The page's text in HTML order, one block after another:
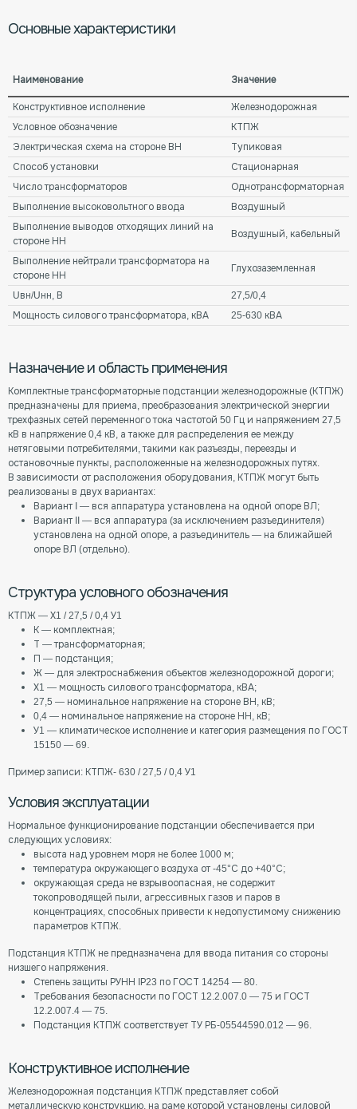
Основные характеристики
Наименование Значение
Конструктивное исполнение
Железнодорожная
Условное обозначение
КТПЖ
Электрическая схема на стороне ВН
Тупиковая
Способ установки
Стационарная
Число трансформаторов
Однотрансформаторная
Выполнение высоковольтного ввода
Воздушный
Выполнение выводов отходящих линий на
стороне НН
Воздушный, кабельный
Выполнение нейтрали трансформатора на
стороне НН
Глухозаземленная
Uвн/Uнн, В
27,5/0,4
Мощность силового трансформатора, кВА
25-630 кВА
Назначение и область применения
Комплектные трансформаторные подстанции железнодорожные (КТПЖ)
предназначены для приема, преобразования электрической энергии
трехфазных сетей переменного тока частотой 50 Гц и напряжением 27,5
кВ в напряжение 0,4 кВ, а также для распределения ее между
нетяговыми потребителями, такими как разъезды, переезды и
остановочные пункты, расположенные на железнодорожных путях.
В зависимости от расположения оборудования, КТПЖ могут быть
реализованы в двух вариантах:
Вариант I — вся аппаратура установлена на одной опоре ВЛ;
Вариант II — вся аппаратура (за исключением разъединителя)
установлена на одной опоре, а разъединитель — на ближайшей
опоре ВЛ (отдельно).
Структура условного обозначения
КТПЖ — Х1 / 27,5 / 0,4 У1
К — комплектная;
Т — трансформаторная;
П — подстанция;
Ж — для электроснабжения объектов железнодорожной дороги;
Х1 — мощность силового трансформатора, кВА;
27,5 — номинальное напряжение на стороне ВН, кВ;
0,4 — номинальное напряжение на стороне НН, кВ;
У1 — климатическое исполнение и категория размещения по ГОСТ
15150 — 69.
Пример записи: КТПЖ- 630 / 27,5 / 0,4 У1
Условия эксплуатации
Нормальное функционирование подстанции обеспечивается при
следующих условиях:
высота над уровнем моря не более 1000 м;
температура окружающего воздуха от -45°С до +40°С;
окружающая среда не взрывоопасная, не содержит
токопроводящей пыли, агрессивных газов и паров в
концентрациях, способных привести к недопустимому снижению
параметров КТПЖ.
Подстанция КТПЖ не предназначена для ввода питания со стороны
низшего напряжения.
Степень защиты РУНН IР23 по ГОСТ 14254 — 80.
Требования безопасности по ГОСТ 12.2.007.0 — 75 и ГОСТ
12.2.007.4 — 75.
Подстанция КТПЖ соответствует ТУ РБ-05544590.012 — 96.
Конструктивное исполнение
Железнодорожная подстанция КТПЖ представляет собой
металлическую конструкцию, на раме которой установлены силовой